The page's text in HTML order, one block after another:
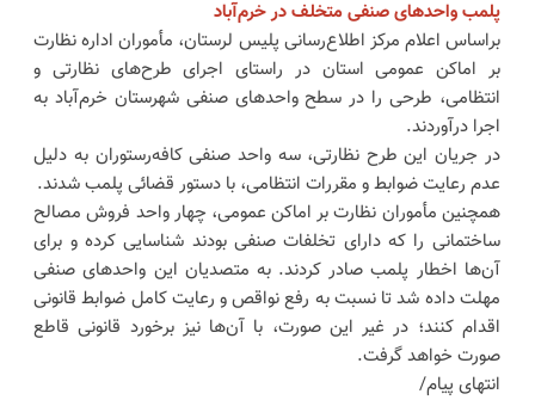
پلمب واحدهای صنفی متخلف در خرم‌آباد
براساس اعلام مرکز اطلاع‌رسانی پلیس لرستان، مأموران اداره نظارت
بر اماکن عمومی استان در راستای اجرای طرح‌های نظارتی و
انتظامی، طرحی را در سطح واحدهای صنفی شهرستان خرم‌آباد به
اجرا درآوردند.
در جریان این طرح نظارتی، سه واحد صنفی کافه‌رستوران به دلیل
عدم رعایت ضوابط و مقررات انتظامی، با دستور قضائی پلمب شدند.
همچنین مأموران نظارت بر اماکن عمومی، چهار واحد فروش مصالح
ساختمانی را که دارای تخلفات صنفی بودند شناسایی کرده و برای
آن‌ها اخطار پلمب صادر کردند. به متصدیان این واحدهای صنفی
مهلت داده شد تا نسبت به رفع نواقص و رعایت کامل ضوابط قانونی
اقدام کنند؛ در غیر این صورت، با آن‌ها نیز برخورد قانونی قاطع
صورت خواهد گرفت.
انتهای پیام/